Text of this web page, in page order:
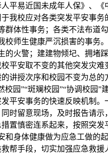
平易近国未成年人保》、
我校应对各类突发平安事
体性事务；各类不法布道
师生健康严沉损害的事务
火警；建建物倾圮、拥堵
安取不变的其他突发灾
讲授次序和校园不变为总
园”“斑斓校园”“协调校园
平安事务的快速反映机制
时留意现场，及时报告请
置慎密连系起来，按照突
身体健康做为应急工做的
手段，切实加强应急救